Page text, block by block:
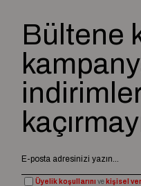
Bültene
Üyelik koşullarını ve kişisel